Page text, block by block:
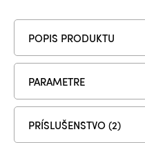
POPIS PRODUKTU
PARAMETRE
PRÍSLUŠENSTVO (2)